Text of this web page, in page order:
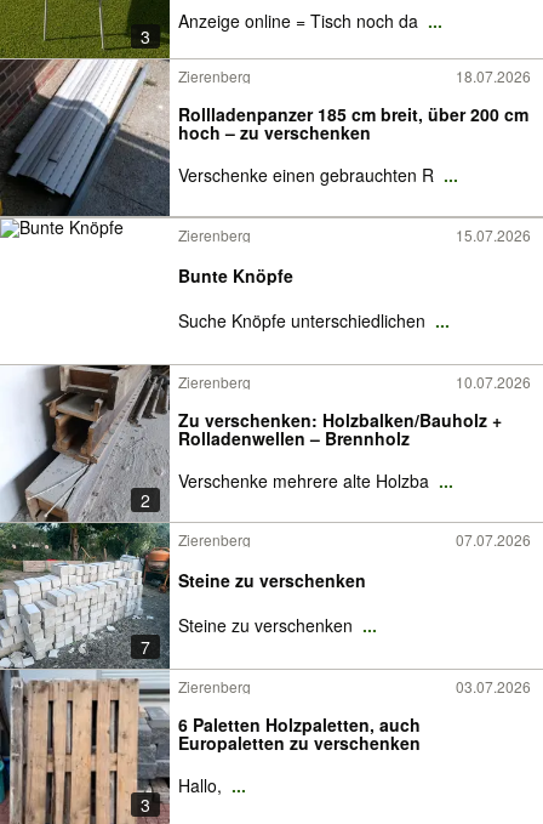
3
Anzeige online = Tisch noch da ...
Zierenberg 18.07.2026
Rollladenpanzer 185 cm breit, über 200 cm
hoch – zu verschenken
Verschenke einen gebrauchten R ...
Zierenberg 15.07.2026
Bunte Knöpfe
Suche Knöpfe unterschiedlichen ...
2
Zierenberg 10.07.2026
Zu verschenken: Holzbalken/Bauholz +
Rolladenwellen – Brennholz
Verschenke mehrere alte Holzba ...
7
Zierenberg 07.07.2026
Steine zu verschenken
Steine zu verschenken ...
3
Zierenberg 03.07.2026
6 Paletten Holzpaletten, auch
Europaletten zu verschenken
Hallo, ...